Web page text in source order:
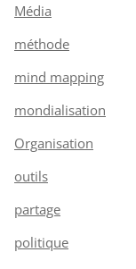
Média
méthode
mind mapping
mondialisation
Organisation
outils
partage
politique